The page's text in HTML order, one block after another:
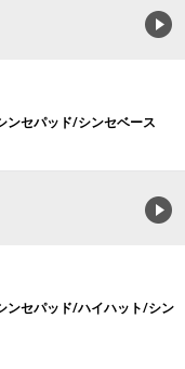
ンセパッド/シンセベース
ンセパッド/ハイハット/シン